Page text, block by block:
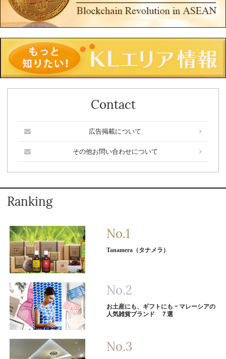
Contact
広告掲載について
その他お問い合わせについて
Ranking
Tanamera（タナメラ）
お土産にも、ギフトにも ｰ マレーシアの
人気雑貨ブランド ７選